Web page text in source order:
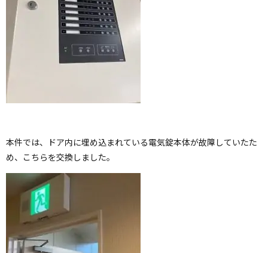
本件では、ドア内に埋め込まれている電気錠本体が故障していたた
め、こちらを交換しました。